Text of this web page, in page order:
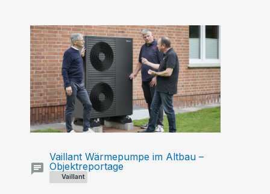
Vaillant
Vaillant Wärmepumpe im Altbau –
Objektreportage